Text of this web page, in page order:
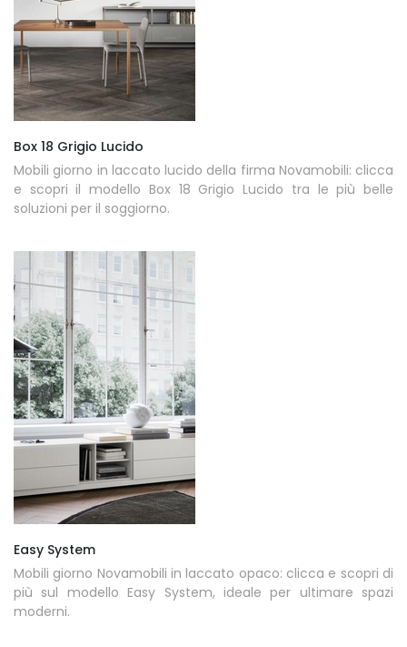
Box 18 Grigio Lucido
Mobili giorno in laccato lucido della firma Novamobili: clicca
e scopri il modello Box 18 Grigio Lucido tra le più belle
soluzioni per il soggiorno.
Easy System
Mobili giorno Novamobili in laccato opaco: clicca e scopri di
più sul modello Easy System, ideale per ultimare spazi
moderni.